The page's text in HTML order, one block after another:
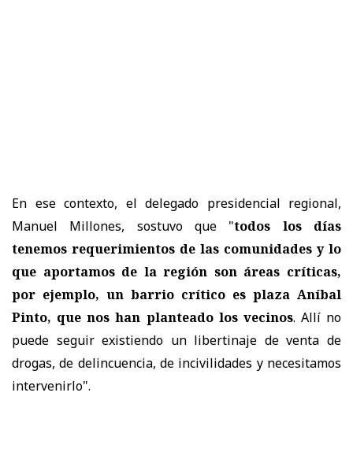
En ese contexto, el delegado presidencial regional,
Manuel Millones, sostuvo que "todos los días
tenemos requerimientos de las comunidades y lo
que aportamos de la región son áreas críticas,
por ejemplo, un barrio crítico es plaza Aníbal
Pinto, que nos han planteado los vecinos. Allí no
puede seguir existiendo un libertinaje de venta de
drogas, de delincuencia, de incivilidades y necesitamos
intervenirlo".